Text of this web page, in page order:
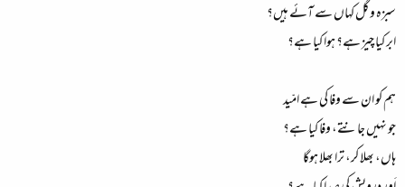
سبزہ و گل کہاں سے آئے ہیں؟
ابر کیا چیز ہے؟ ہوا کیا ہے؟
ہم کو ان سے وفا کی ہے امّید
جو نہیں جانتے، وفا کیا ہے؟
ہاں، بھلا کر، ترا بھلا ہوگا